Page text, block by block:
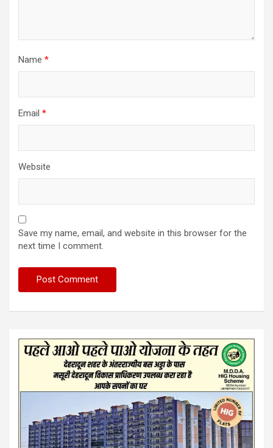
Name *
Email *
Website
Save my name, email, and website in this browser for the
next time I comment.